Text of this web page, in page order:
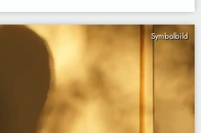
Symbolbild